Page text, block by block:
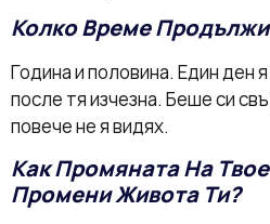
Колко Време Продължи
Година и половина. Един ден
после тя изчезна. Беше си
повече не я видях.
Как Промяната На
Промени Живота Ти?